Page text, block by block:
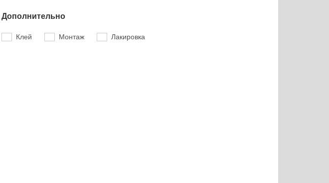
Дополнительно
Клей Монтаж Лакировка